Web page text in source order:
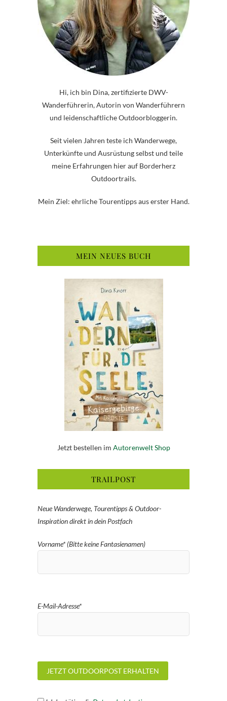
Hi, ich bin Dina, zertifizierte DWV-
Wanderführerin, Autorin von Wanderführern
und leidenschaftliche Outdoorbloggerin.
Seit vielen Jahren teste ich Wanderwege,
Unterkünfte und Ausrüstung selbst und teile
meine Erfahrungen hier auf Borderherz
Outdoortrails.
Mein Ziel: ehrliche Tourentipps aus erster Hand.
MEIN NEUES BUCH
Jetzt bestellen im Autorenwelt Shop
TRAILPOST
Neue Wanderwege, Tourentipps & Outdoor-
Inspiration direkt in dein Postfach
Vorname* (Bitte keine Fantasienamen)
E-Mail-Adresse*